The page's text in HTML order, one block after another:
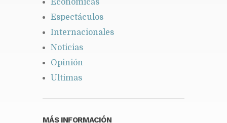
Espectáculos
Internacionales
Noticias
Opinión
Ultimas
MÁS INFORMACIÓN